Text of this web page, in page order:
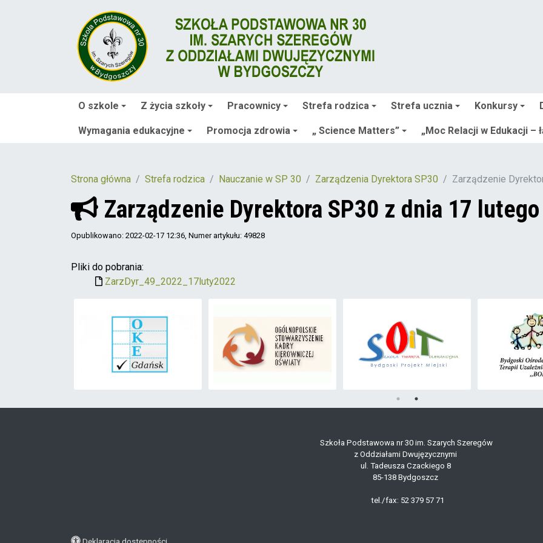
O szkole Z życia szkoły Pracownicy Strefa rodzica Strefa ucznia Konkursy
Wymagania edukacyjne Promocja zdrowia „ Science Matters” „Moc Relacji w Edukacji –
Strona główna Strefa rodzica Nauczanie w SP 30 Zarządzenia Dyrektora SP30 Zarządzenie
Zarządzenie Dyrektora SP30 z dnia 17
Opublikowano: 2022-02-17 12:36, Numer artykułu: 49828
Pliki do pobrania:
ZarzDyr_49_2022_17luty2022
Szkoła Podstawowa nr 30 im. Szarych Szeregów
z Oddziałami Dwujęzycznymi
ul. Tadeusza Czackiego 8
85-138 Bydgoszcz
tel./fax: 52 379 57 71